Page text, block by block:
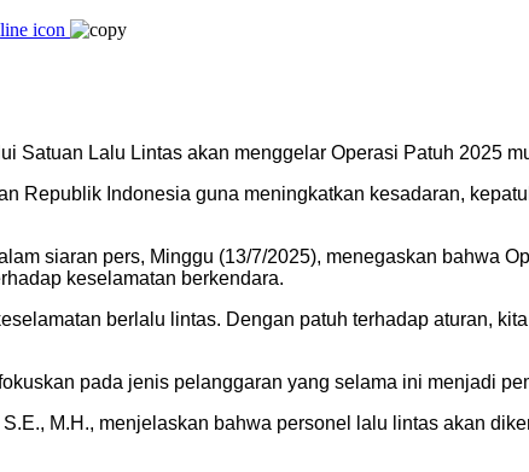
Satuan Lalu Lintas akan menggelar Operasi Patuh 2025
Republik Indonesia guna meningkatkan kesadaran,
siaran pers, Minggu (13/7/2025), menegaskan bahwa
keselamatan berkendara.
berlalu lintas. Dengan patuh terhadap aturan,
pada jenis pelanggaran yang selama ini menjadi
M.H., menjelaskan bahwa personel lalu lintas akan